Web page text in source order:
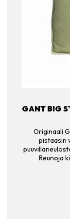
GANT BIG
Originaali
pistaasin
Reunoja